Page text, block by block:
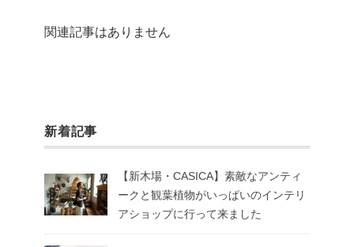
関連記事はありません
新着記事
【新木場・CASICA】素敵なアンティ
ークと観葉植物がいっぱいのインテリ
アショップに行って来ました